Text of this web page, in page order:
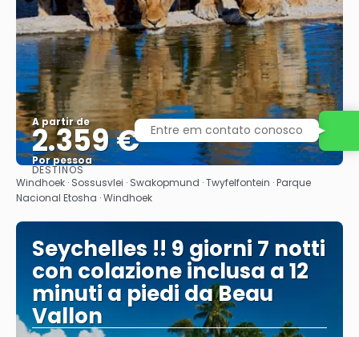
A partir de
2.359 €
Por pessoa
Saiba mais
DESTINOS
Windhoek · Sossusvlei · Swakopmund · Twyfelfontein · Parque
Nacional Etosha · Windhoek
Seychelles !! 9 giorni 7 notti
con colazione inclusa a 12
minuti a piedi da Beau
Vallon
Entre em contato conosco